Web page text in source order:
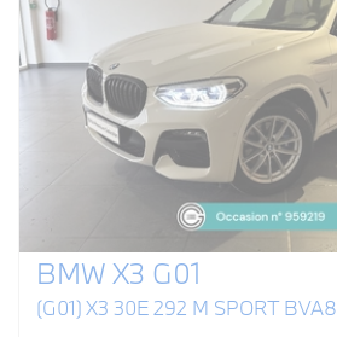
BMW X3 G01
(G01) X3 30E 292 M SPORT BVA8